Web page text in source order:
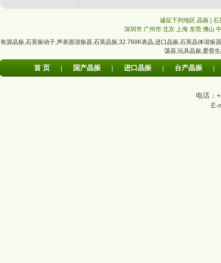
诚征下列地区 晶振 |
深圳市 广州市 北京 上海 东莞 佛山
有源晶振,石英振动子,声表面谐振器,石英晶振,32.768K表晶,进口晶振,石英晶体谐振器
荡器,玩具晶振,爱普
首 页 国产晶振 进口晶振 台产晶振
电话：
E-